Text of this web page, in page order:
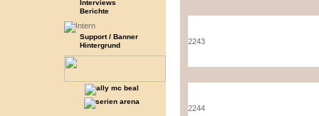
Interviews
Berichte
Support / Banner
Hintergrund
2243
2244